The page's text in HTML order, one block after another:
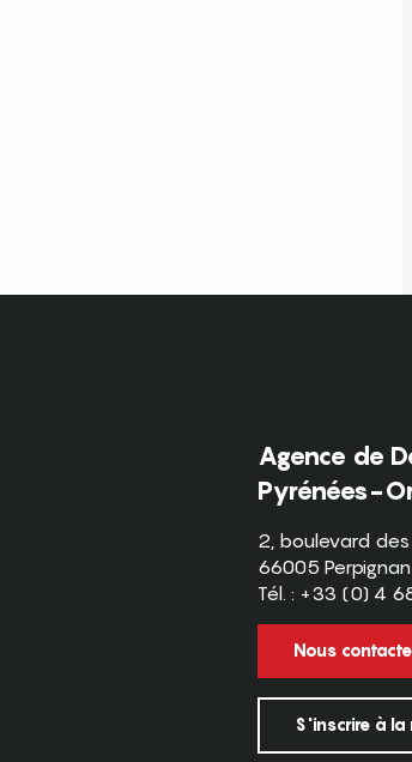
Agence de
Pyrénées-
2, boulevard
66005
Tél. : +33 (0) 4
Nous
S'inscrire à